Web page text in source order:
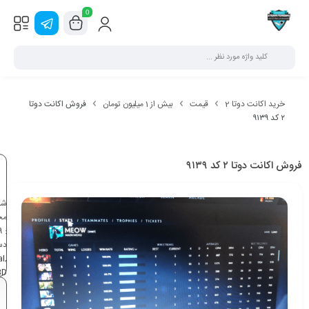
0
خرید اکانت دوتا 2 قیمت بیش از 1 میلیون تومان
فروش اکانت دوتا
۲ کد ۹۱۳۹
فروش اکانت دوتا ۲ کد ۹۱۳۹
:
,